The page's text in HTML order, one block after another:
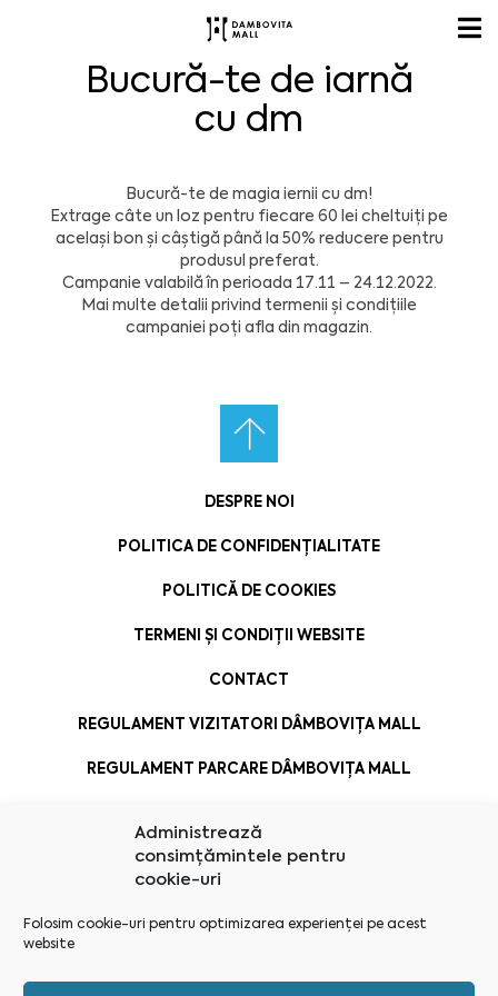
Administrează
consimțămintele pentru
cookie-uri
Folosim cookie-uri pentru optimizarea experienței pe acest
website
Bucură-te de iarnă
cu dm
Bucură-te de magia iernii cu dm!
Extrage câte un loz pentru fiecare 60 lei cheltuiți pe
același bon și câștigă până la 50% reducere pentru
produsul preferat.
Campanie valabilă în perioada 17.11 – 24.12.2022.
Mai multe detalii privind termenii și condițiile
campaniei poți afla din magazin.
DESPRE NOI
POLITICA DE CONFIDENȚIALITATE
POLITICĂ DE COOKIES
TERMENI ȘI CONDIȚII WEBSITE
CONTACT
REGULAMENT VIZITATORI DÂMBOVIȚA MALL
REGULAMENT PARCARE DÂMBOVIȚA MALL